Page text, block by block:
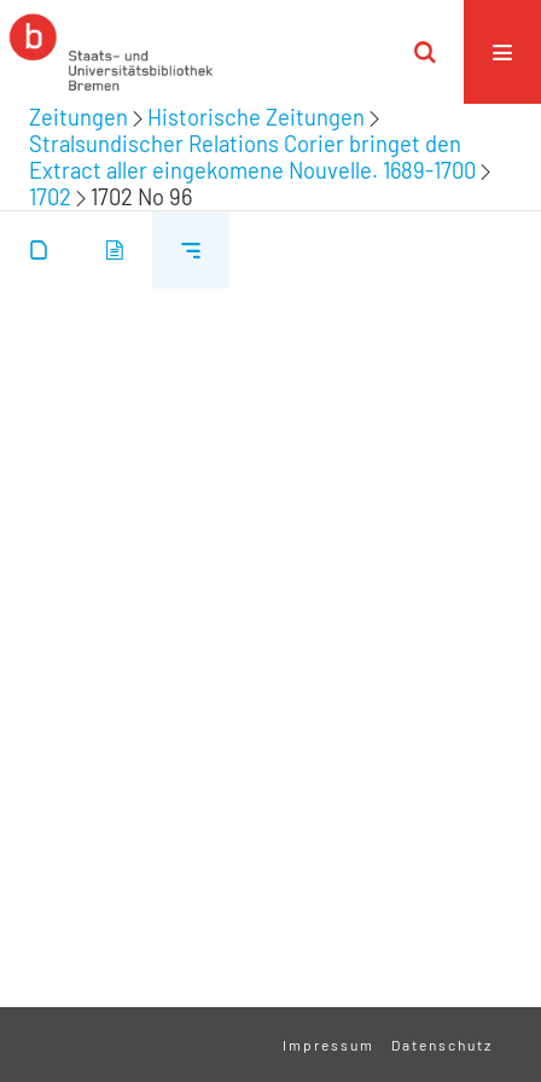
Zeitungen
Historische Zeitungen
Stralsundischer Relations Corier bringet den
Extract aller eingekomene Nouvelle. 1689-1700
1702
1702 No 96
Impressum Datenschutz